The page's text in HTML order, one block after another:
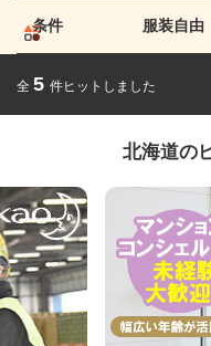
条件 服装自由
全 5 件ヒットしました
北海道の